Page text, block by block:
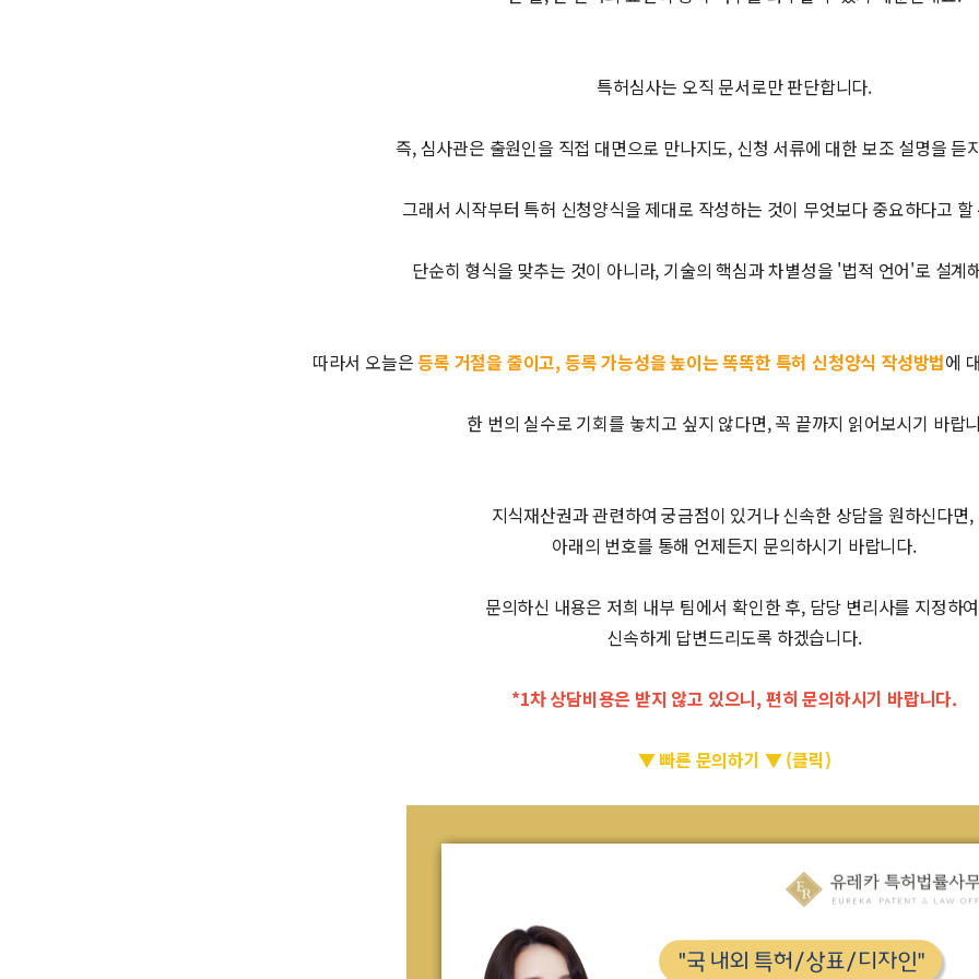
특허심사는 오직 문서로만 판단합니다.
즉, 심사관은 출원인을 직접 대면으로 만나지도, 신청 서류에 대한 보조 설명을 듣
그래서 시작부터 특허 신청양식을 제대로 작성하는 것이 무엇보다 중요하다고
단순히 형식을 맞추는 것이 아니라, 기술의 핵심과 차별성을 '법적 언어'로 설계
따라서 오늘은등록 거절을 줄이고, 등록 가능성을 높이는 똑똑한 특허 신청양식 작성방법에
한 번의 실수로 기회를 놓치고 싶지 않다면, 꼭 끝까지 읽어보시기 바랍
지식재산권과 관련하여 궁금점이 있거나 신속한 상담을 원하신다면,
아래의 번호를 통해 언제든지 문의하시기 바랍니다.
문의하신 내용은 저희 내부 팀에서 확인한 후, 담당 변리사를 지정하
신속하게 답변드리도록 하겠습니다.
*1차 상담비용은 받지 않고 있으니, 편히 문의하시기 바랍니다.
▼ 빠른 문의하기 ▼ (클릭)